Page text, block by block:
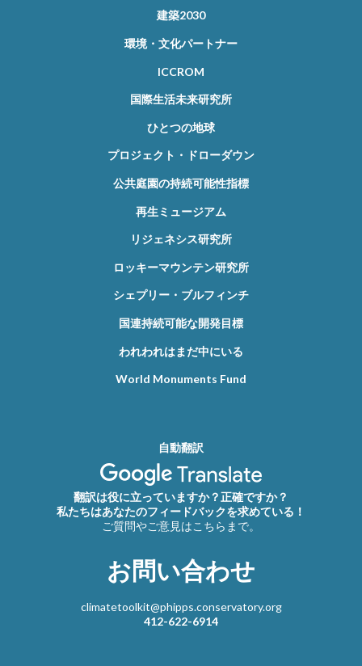
建築2030
環境・文化パートナー
ICCROM
国際生活未来研究所
ひとつの地球
プロジェクト・ドローダウン
公共庭園の持続可能性指標
再生ミュージアム
リジェネシス研究所
ロッキーマウンテン研究所
シェプリー・ブルフィンチ
国連持続可能な開発目標
われわれはまだ中にいる
World Monuments Fund
自動翻訳
翻訳は役に立っていますか？正確ですか？
私たちはあなたのフィードバックを求めている！
ご質問やご意見はこちらまで。
お問い合わせ
climatetoolkit@phipps.conservatory.org
412-622-6914